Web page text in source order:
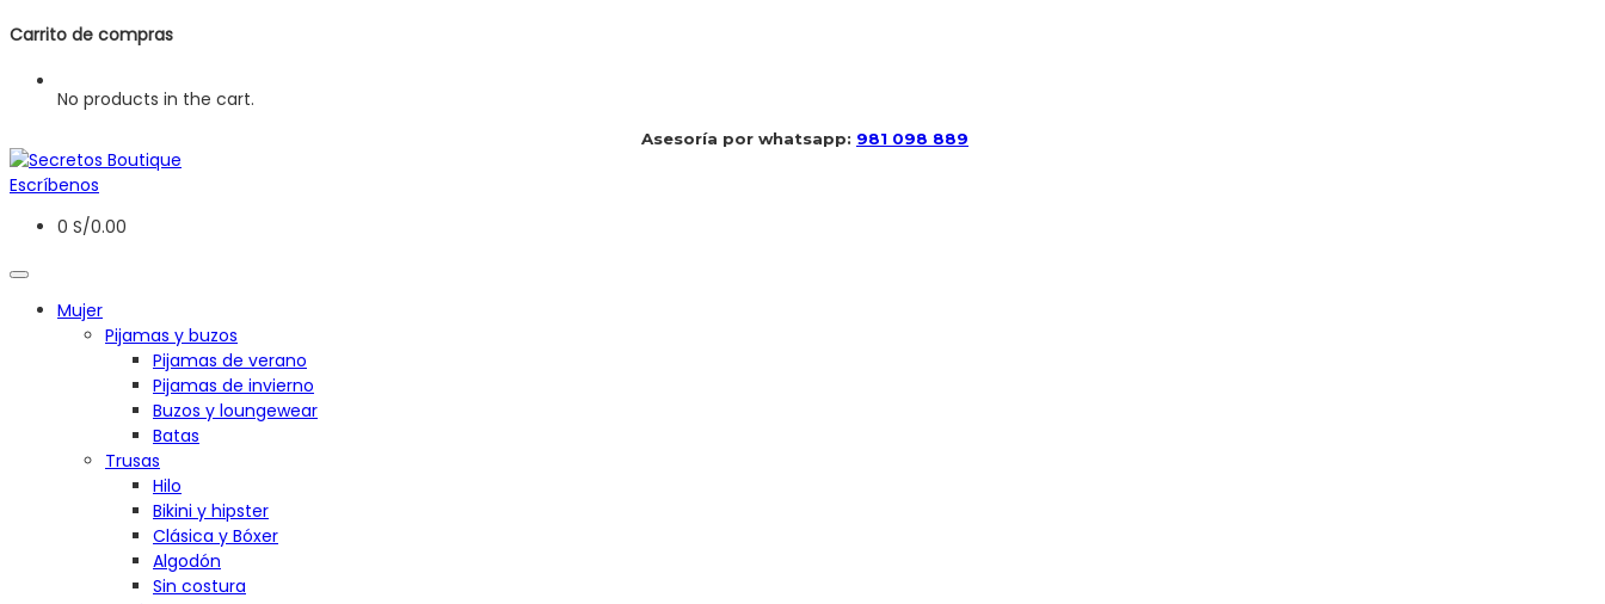
Carrito de compras
No products in the cart.
Asesoría por whatsapp: 981 098 889
Escríbenos
0 S/0.00
Mujer
Pijamas y buzos
Pijamas de verano
Pijamas de invierno
Buzos y loungewear
Batas
Trusas
Hilo
Bikini y hipster
Clásica y Bóxer
Algodón
Sin costura